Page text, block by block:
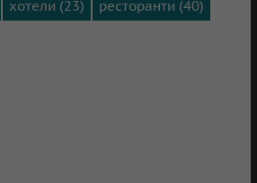
хотели (23)
ресторанти (40)